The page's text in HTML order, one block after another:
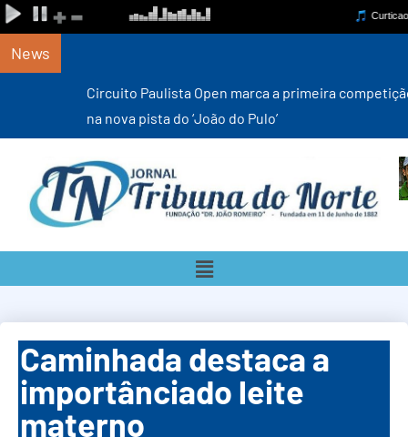
News
Circuito Paulista Open marca a primeira competição estadual
na nova pista do ‘João do Pulo’
Caminhada destaca a
importânciado leite
materno